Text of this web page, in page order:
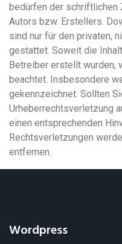
bedürfen der schriftlichen
Autors bzw. Erstellers.
sind nur für den privaten,
gestattet. Soweit die
Betreiber erstellt wurden,
beachtet. Insbesondere
gekennzeichnet. Sollten
Urheberrechtsverletzung
einen entsprechenden
Rechtsverletzungen
entfernen.
Wordpress